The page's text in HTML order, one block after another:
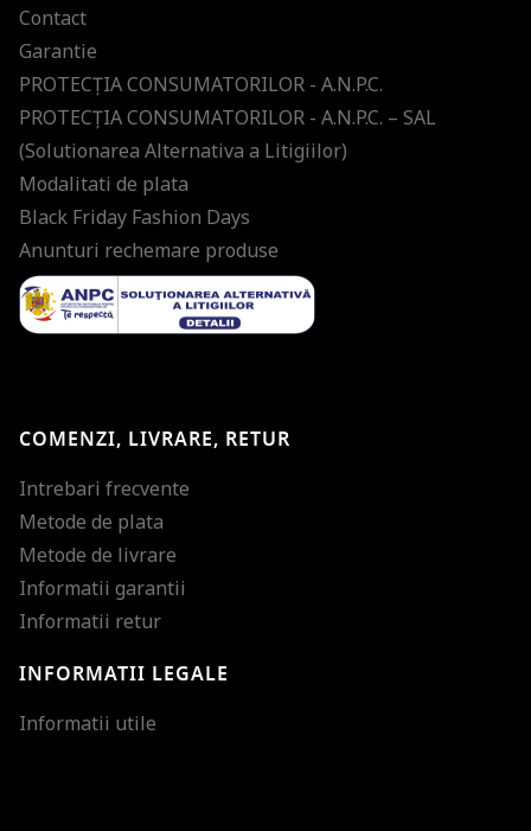
Contact
Garantie
PROTECŢIA CONSUMATORILOR - A.N.P.C.
PROTECŢIA CONSUMATORILOR - A.N.P.C. – SAL
(Solutionarea Alternativa a Litigiilor)
Modalitati de plata
Black Friday Fashion Days
Anunturi rechemare produse
COMENZI, LIVRARE, RETUR
Intrebari frecvente
Metode de plata
Metode de livrare
Informatii garantii
Informatii retur
INFORMATII LEGALE
Informatii utile